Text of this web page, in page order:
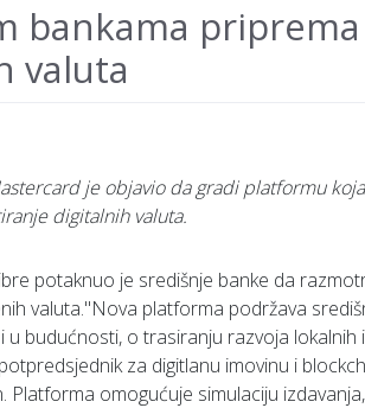
bankama
valuta
je objavio da gradi platformu
digitalnih valuta.
potaknuo je središnje banke da
valuta."Nova platforma podržava
budućnosti, o trasiranju razvoja lokalnih i
za digitlanu imovinu i
omogućuje simulaciju izdavanja,